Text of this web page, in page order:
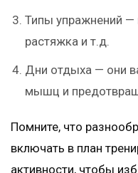
Типы упражнений —
растяжка и т.д.
Дни отдыха — они
мышц и
Помните, что
включать в план
активности, чтобы